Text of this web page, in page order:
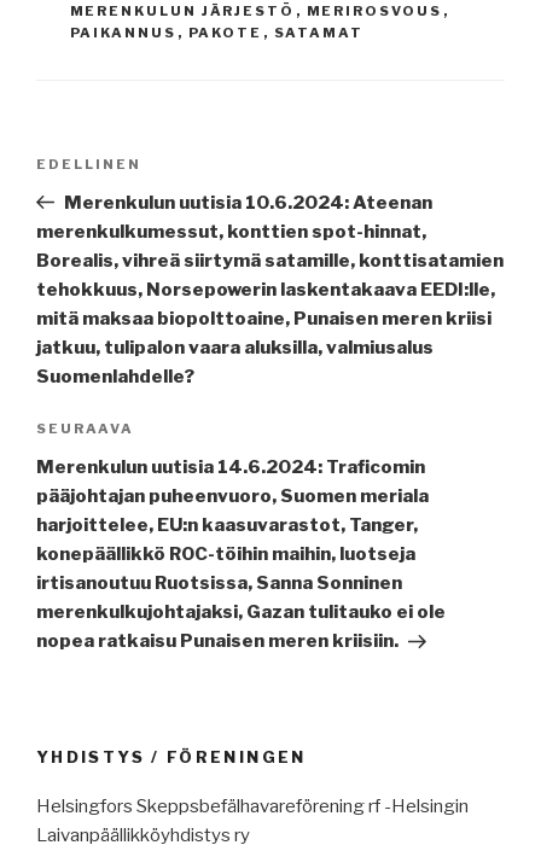
MERENKULUN JÄRJESTÖ , MERIROSVOUS ,
PAIKANNUS , PAKOTE , SATAMAT
Edellinen
artikkeli
EDELLINEN
Merenkulun uutisia 10.6.2024: Ateenan
merenkulkumessut, konttien spot-hinnat,
Borealis, vihreä siirtymä satamille, konttisatamien
tehokkuus, Norsepowerin laskentakaava EEDI:lle,
mitä maksaa biopolttoaine, Punaisen meren kriisi
jatkuu, tulipalon vaara aluksilla, valmiusalus
Suomenlahdelle?
Seuraava
artikkeli
SEURAAVA
Merenkulun uutisia 14.6.2024: Traficomin
pääjohtajan puheenvuoro, Suomen meriala
harjoittelee, EU:n kaasuvarastot, Tanger,
konepäällikkö ROC-töihin maihin, luotseja
irtisanoutuu Ruotsissa, Sanna Sonninen
merenkulkujohtajaksi, Gazan tulitauko ei ole
nopea ratkaisu Punaisen meren kriisiin.
YHDISTYS / FÖRENINGEN
Helsingfors Skeppsbefälhavareförening rf -Helsingin
Laivanpäällikköyhdistys ry